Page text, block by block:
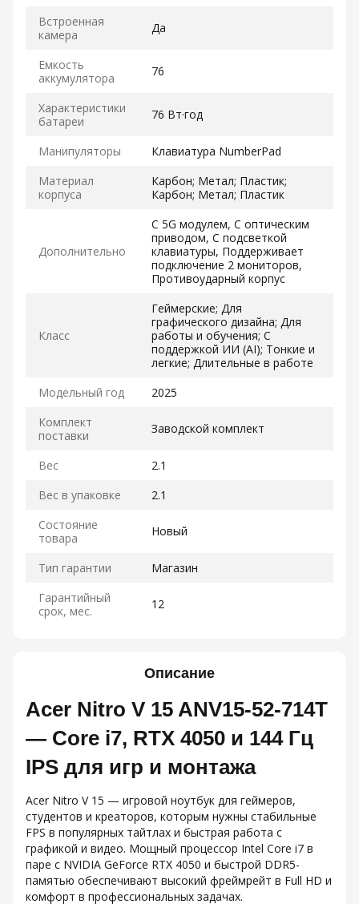
Встроенная
камера
Да
Емкость
аккумулятора
76
Характеристики
батареи
76 Вт·год
Манипуляторы
Клавиатура NumberPad
Материал
корпуса
Карбон; Метал; Пластик;
Карбон; Метал; Пластик
Дополнительно
С 5G модулем, С оптическим
приводом, С подсветкой
клавиатуры, Поддерживает
подключение 2 мониторов,
Противоударный корпус
Класс
Геймерские; Для
графического дизайна; Для
работы и обучения; С
поддержкой ИИ (AI); Тонкие и
легкие; Длительные в работе
Модельный год
2025
Комплект
поставки
Заводской комплект
Вес
2.1
Вес в упаковке
2.1
Состояние
товара
Новый
Тип гарантии
Магазин
Гарантийный
срок, мес.
12
Описание
Acer Nitro V 15 ANV15-52-714T
— Core i7, RTX 4050 и 144 Гц
IPS для игр и монтажа
Acer Nitro V 15 — игровой ноутбук для геймеров,
студентов и креаторов, которым нужны стабильные
FPS в популярных тайтлах и быстрая работа с
графикой и видео. Мощный процессор Intel Core i7 в
паре с NVIDIA GeForce RTX 4050 и быстрой DDR5-
памятью обеспечивают высокий фреймрейт в Full HD и
комфорт в профессиональных задачах.